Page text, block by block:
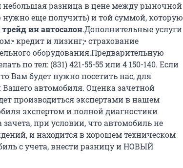
разница в цене между рыночной
еще получить) и той суммой, которую
трейд ин автосалон.Дополнительные услуги
кредит и лизинг;• страхование
оборудования.Предварительную
по тел: (831) 421-55-55 или 4 150-140. Если
Вам будет нужно посетить нас, для
автомобиля. Оценка зачетной
производиться экспертами в нашем
экспертом и полной диагностики
при условии, что автомобиль не
и находится в хорошем техническом
с учета, внести разницу и НОВЫЙ